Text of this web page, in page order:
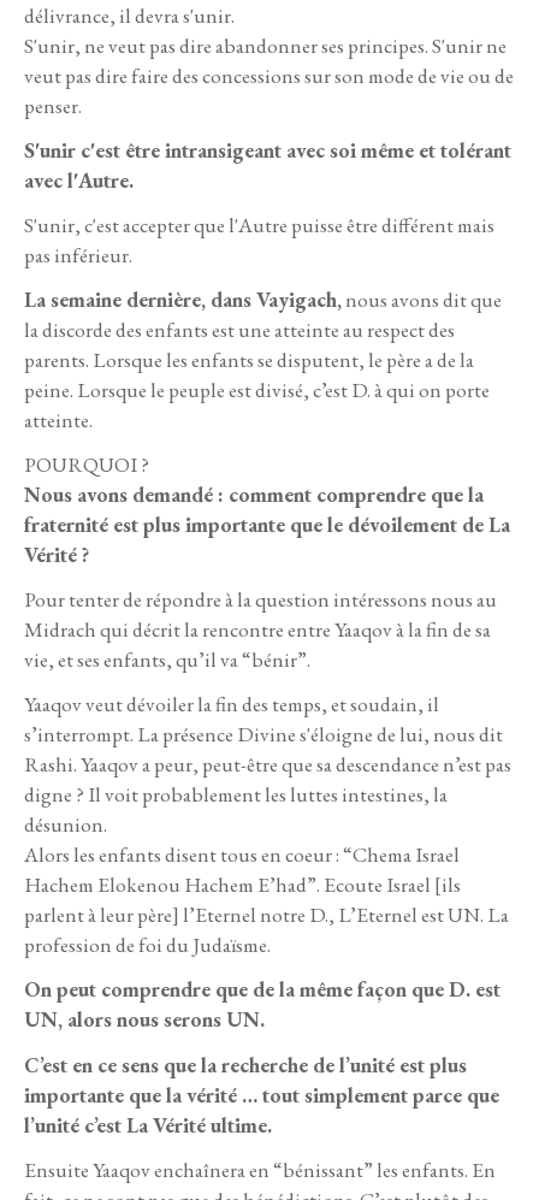
délivrance, il devra s'unir.
S'unir, ne veut pas dire abandonner ses principes. S'unir ne
veut pas dire faire des concessions sur son mode de vie ou de
penser.
S'unir c'est être intransigeant avec soi même et tolérant
avec l'Autre.
S'unir, c'est accepter que l'Autre puisse être différent mais
pas inférieur.
La semaine dernière, dans Vayigach,nous avons dit que
la discorde des enfants est une atteinte au respect des
parents. Lorsque les enfants se disputent, le père a de la
peine. Lorsque le peuple est divisé, c’est D. à qui on porte
atteinte.
POURQUOI ?
Nous avons demandé : comment comprendre que la
fraternité est plus importante que le dévoilement de La
Vérité ?
Pour tenter de répondre à la question intéressons nous au
Midrach qui décrit la rencontre entre Yaaqov à la fin de sa
vie, et ses enfants, qu’il va “bénir”.
Yaaqov veut dévoiler la fin des temps, et soudain, il
s’interrompt. La présence Divine s'éloigne de lui, nous dit
Rashi. Yaaqov a peur, peut-être que sa descendance n’est pas
digne ? Il voit probablement les luttes intestines, la
désunion.
Alors les enfants disent tous en coeur : “Chema Israel
Hachem Elokenou Hachem E’had”. Ecoute Israel [ils
parlent à leur père] l’Eternel notre D., L’Eternel est UN. La
profession de foi du Judaïsme.
On peut comprendre que de la même façon que D. est
UN, alors nous serons UN.
C’est en ce sens que la recherche de l’unité est plus
importante que la vérité … tout simplement parce que
l’unité c’est La Vérité ultime.
Ensuite Yaaqov enchaînera en “bénissant” les enfants. En